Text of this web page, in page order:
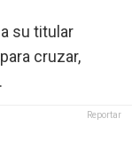
su titular
cruzar,
Reportar